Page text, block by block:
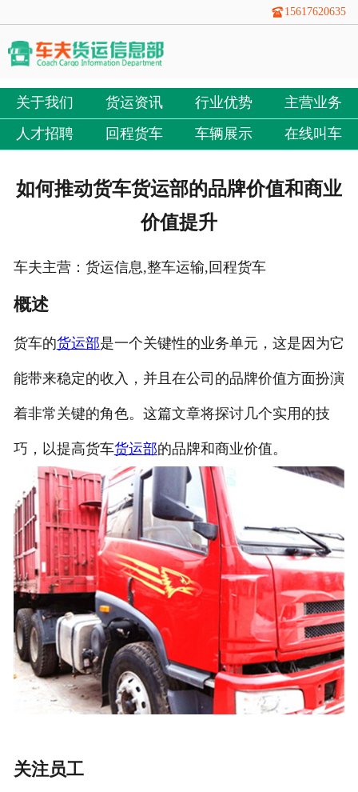
15617620635
关于我们 货运资讯 行业优势
主营业务
人才招聘
回程货车 车辆展示 在线叫车
如何推动货车货运部的品牌价值和商业
价值提升
车夫主营：货运信息,整车运输,回程货车
概述
货车的货运部是一个关键性的业务单元，这是因为它
能带来稳定的收入，并且在公司的品牌价值方面扮演
着非常关键的角色。这篇文章将探讨几个实用的技
巧，以提高货车货运部的品牌和商业价值。
关注员工